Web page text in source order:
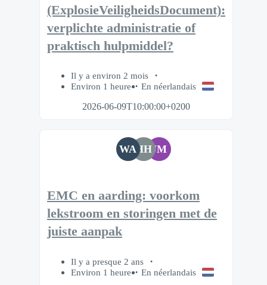
(ExplosieVeiligheidsDocument):
verplichte administratie of
praktisch hulpmiddel?
Il y a environ 2 mois
Environ 1 heure
En néerlandais
2026-06-09T10:00:00+0200
WAHHJM
EMC en aarding: voorkom
lekstroom en storingen met de
juiste aanpak
Il y a presque 2 ans
Environ 1 heure
En néerlandais